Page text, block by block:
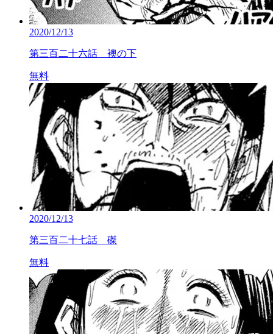
2020/12/13
第三百二十六話 襖の下
無料
2020/12/13
第三百二十七話 磔
無料